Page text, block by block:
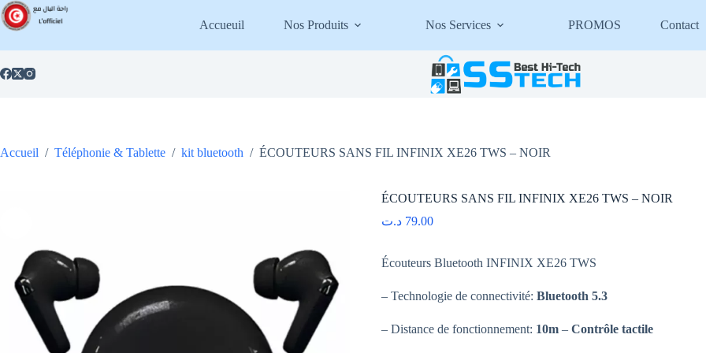
Passer
au
contenu
Accueuil Nos Produits Nos Services PROMOS Contact
Accueil / Téléphonie & Tablette / kit bluetooth / ÉCOUTEURS SANS FIL INFINIX XE26 TWS – NOIR
ÉCOUTEURS SANS FIL INFINIX XE26 TWS – NOIR
79.00 د.ت
Écouteurs Bluetooth INFINIX XE26 TWS
– Technologie de connectivité:Bluetooth 5.3
– Distance de fonctionnement: 10m–Contrôle tactile